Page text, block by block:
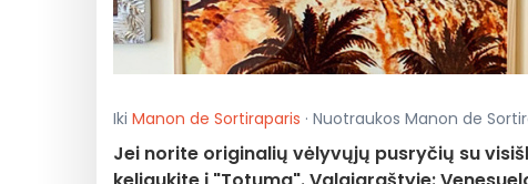
Iki Manon de Sortiraparis · Nuotraukos Manon de
Jei norite originalių vėlyvųjų pusryčių su